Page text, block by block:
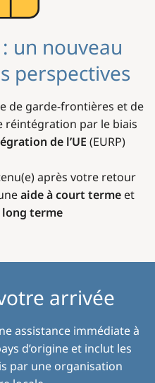
un nouveau
perspectives
de garde-frontières et de
réintégration par le biais
de l’UE (EURP).
après votre retour ?
aide à court termeet
long terme
arrivée
assistance immédiate à
d’origine et inclut les
par une organisation